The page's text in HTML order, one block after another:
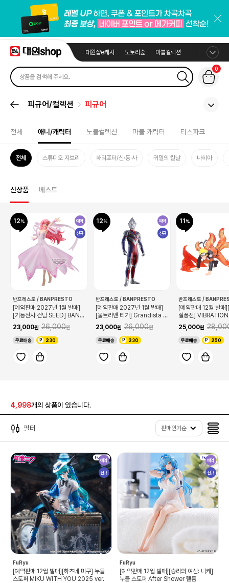
대원샵e캐시 도토리숲 마블컬렉션
0
피규어/컬렉션 피규어
전체 애니/캐릭터 노블컬렉션 마블 캐릭터 티스파크
전체 스튜디오 지브리 해리포터/신·동·사 귀멸의 칼날 나히아
신상품 베스트
12 예약
신규
반프레스토 / BANPRESTO
[예약판매 2027년 1월 발매]
[기동전사 건담 SEED] BANP
RESTO EVOLVE 새벽의 수레
엔딩 ver. 라크스 클라인
23,000 26,000
무료배송 230
12 예약
신규
반프레스토 / BANPRESTO
[예약판매 2027년 1월 발매]
[울트라맨 티가] Grandista 울
23,000 26,000
무료배송 230
11
반프레스토 /
[예약판매 12월 발매
질풍전]
Ⅶ SPECIAL
마키 나루토
25,000
무료배송 250
4,998개의 상품이 있습니다.
필터 판매인기순
예약
신규
FuRyu
[예약판매 12월 발매][하츠네 미쿠] 누들
스토퍼 MIKU WITH YOU 2025 ver.
예약
신규
FuRyu
[예약판매 12월 발매][승리의 여신: 니케]
누들 스토퍼 After Shower 헬름